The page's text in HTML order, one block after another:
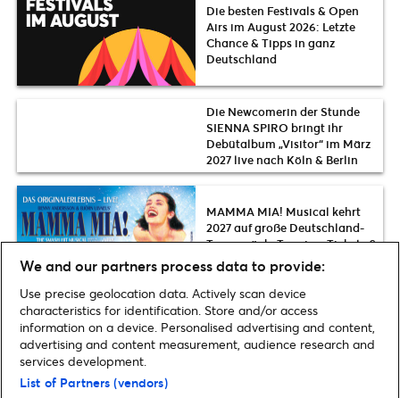
Die besten Festivals & Open
Airs im August 2026: Letzte
Chance & Tipps in ganz
Deutschland
Die Newcomerin der Stunde
SIENNA SPIRO bringt ihr
Debütalbum „Visitor“ im März
2027 live nach Köln & Berlin
MAMMA MIA! Musical kehrt
2027 auf große Deutschland-
Tour zurück: Termine, Tickets &
Infos zum Vorverkauf
Home Musik
Zaho de Sagazan tourt im März 2025 durch Europa |
Letzte Tickets & Infos
We and our partners process data to provide:
Use precise geolocation data. Actively scan device
characteristics for identification. Store and/or access
information on a device. Personalised advertising and content,
advertising and content measurement, audience research and
services development.
List of Partners (vendors)